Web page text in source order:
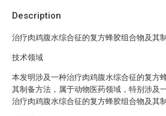
Description
治疗肉鸡腹水综合征的复方蜂胶组合物及其
技术领域
本发明涉及一种治疗肉鸡腹水综合征的复方
其制备方法，属于动物医药领域，特别涉及
治疗肉鸡腹水综合征的复方蜂胶组合物及其